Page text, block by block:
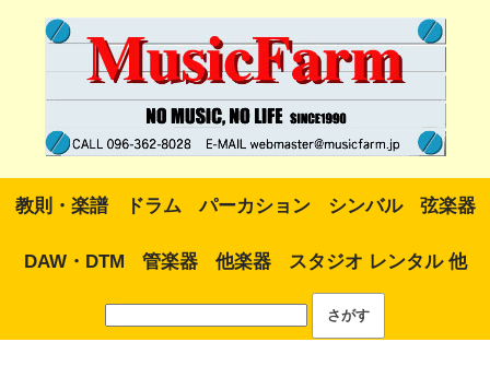
教則・楽譜 ドラム パーカション シンバル 弦楽器
DAW・DTM 管楽器 他楽器 スタジオ レンタル 他